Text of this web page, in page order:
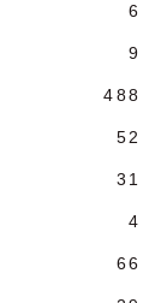
6
9
488
52
31
4
66